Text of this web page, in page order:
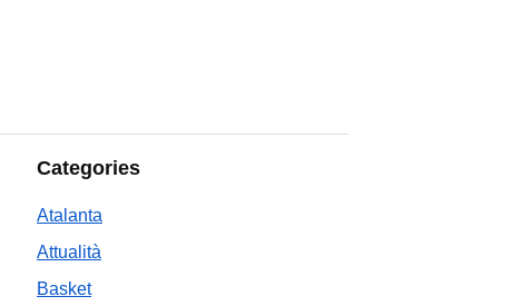
Categories
Atalanta
Attualità
Basket